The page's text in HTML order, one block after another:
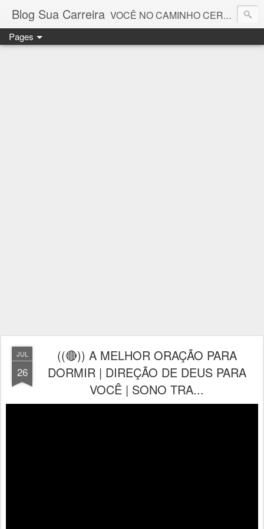
Blog Sua Carreira VOCÊ NO CAMINHO CERTO! 🤓💻🚀
Pages
JUL
26
((🔴)) A MELHOR ORAÇÃO PARA
DORMIR | DIREÇÃO DE DEUS PARA
VOCÊ | SONO TRA...